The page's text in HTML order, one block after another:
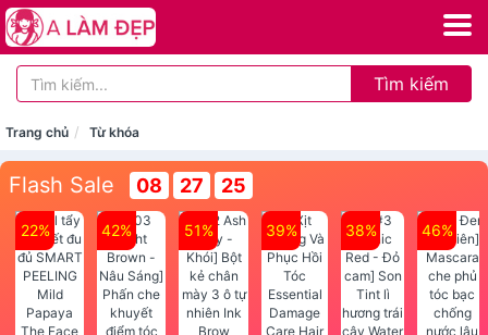
Tìm kiếm
Trang chủ Từ khóa
Flash Sale 08 27 24
22% 42% 51% 39% 38% 46%